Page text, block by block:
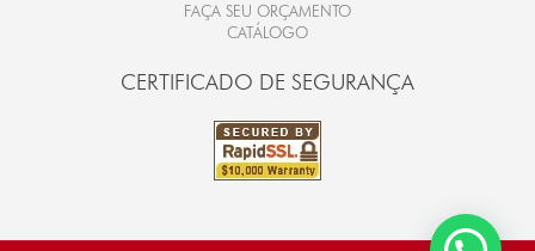
FAÇA SEU ORÇAMENTO
CATÁLOGO
CERTIFICADO DE SEGURANÇA